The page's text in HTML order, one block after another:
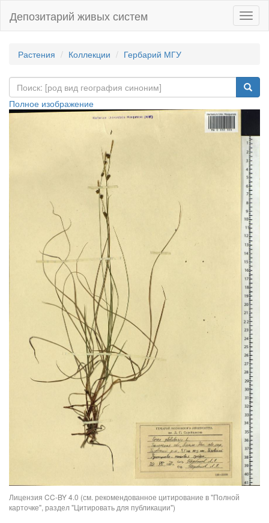
Депозитарий живых систем
Растения Коллекции Гербарий МГУ
Полное изображение
Лицензия CC-BY 4.0 (см. рекомендованное цитирование в "Полной
карточке", раздел "Цитировать для публикации")